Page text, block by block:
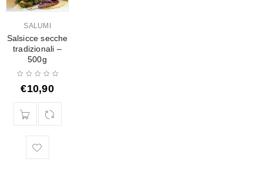
SALUMI
Salsicce secche
tradizionali –
500g
€10,90